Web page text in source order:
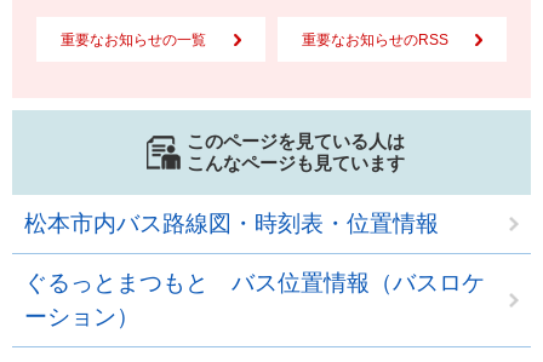
重要なお知らせの一覧 重要なお知らせのRSS
このページを見ている人は
こんなページも見ています
松本市内バス路線図・時刻表・位置情報
ぐるっとまつもと バス位置情報（バスロケ
ーション）